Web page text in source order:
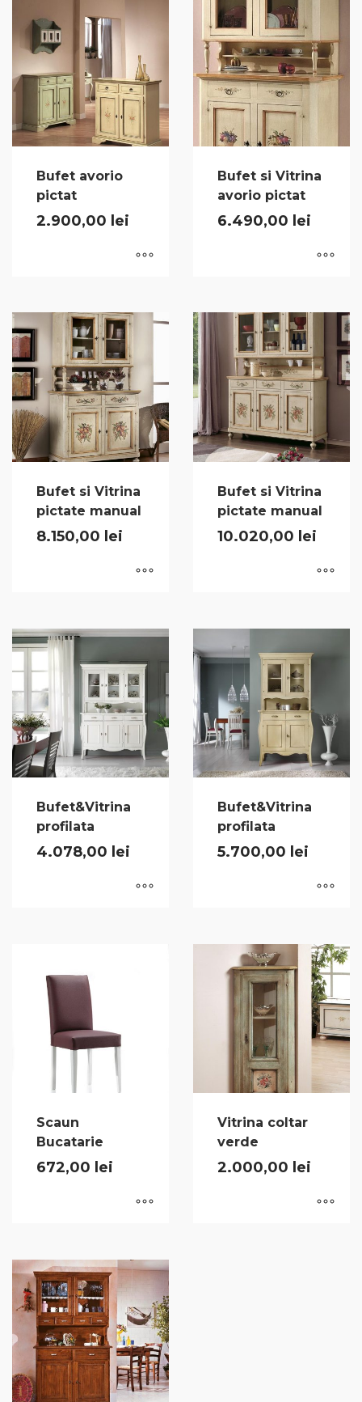
Bufet avorio
pictat
2.900,00 lei
Bufet si Vitrina
avorio pictat
6.490,00 lei
Bufet si Vitrina
pictate manual
8.150,00 lei
Bufet si Vitrina
pictate manual
10.020,00 lei
Bufet&Vitrina
profilata
4.078,00 lei
Bufet&Vitrina
profilata
5.700,00 lei
Scaun
Bucatarie
672,00 lei
Vitrina coltar
verde
2.000,00 lei